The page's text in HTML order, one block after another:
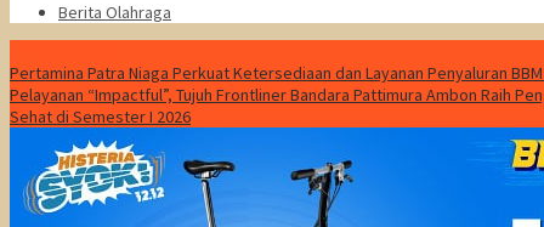
Berita Olahraga
Pertamina Patra Niaga Perkuat Ketersediaan dan Layanan Penyaluran
Pelayanan “Impactful”, Tujuh Frontliner Bandara Pattimura Ambon Raih
Sehat di Semester I 2026